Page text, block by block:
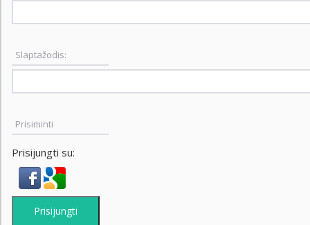
Slaptažodis:
Prisiminti
Prisijungti su:
Prisijungti